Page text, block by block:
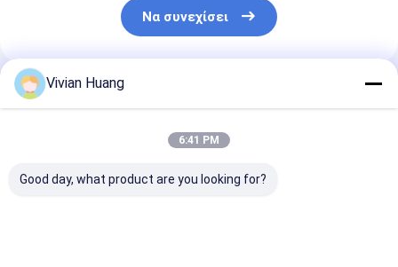
Να συνεχίσει
Συνιστώμενα Προϊόντα
Vivian Huang
6:41 PM
Good day, what product are you looking for?